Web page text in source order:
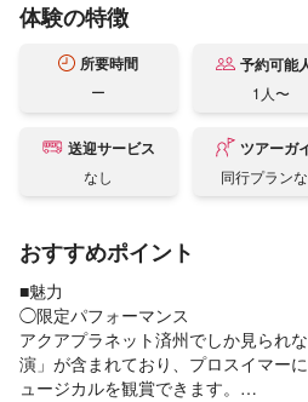
体験の特徴
所要時間
ー
予約可能
1人〜
送迎サービス
なし
ツアーガ
同行プラン
おすすめポイント
■魅力
◯限定パフォーマンス
アクアプラネット済州でしか見られ
演」が含まれており、プロスイマー
ュージカルを観賞できます。